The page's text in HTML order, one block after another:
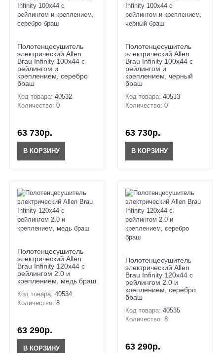
Полотенцесушитель
электрический Allen
Brau Infinity 100x44 с
рейлингом и
креплением, серебро
браш
Код товара: 40532
Количество: 0
63 730р.
В КОРЗИНУ
Полотенцесушитель
электрический Allen
Brau Infinity 100x44 с
рейлингом и
креплением, черный
браш
Код товара: 40533
Количество: 0
63 730р.
В КОРЗИНУ
Полотенцесушитель
электрический Allen
Brau Infinity 120x44 с
рейлингом 2.0 и
креплением, медь браш
Код товара: 40534
Количество: 8
63 290р.
В КОРЗИНУ
Полотенцесушитель
электрический Allen
Brau Infinity 120x44 с
рейлингом 2.0 и
креплением, серебро
браш
Код товара: 40535
Количество: 8
63 290р.